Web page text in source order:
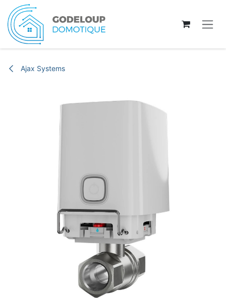
Se rendre au contenu
Ajax Systems